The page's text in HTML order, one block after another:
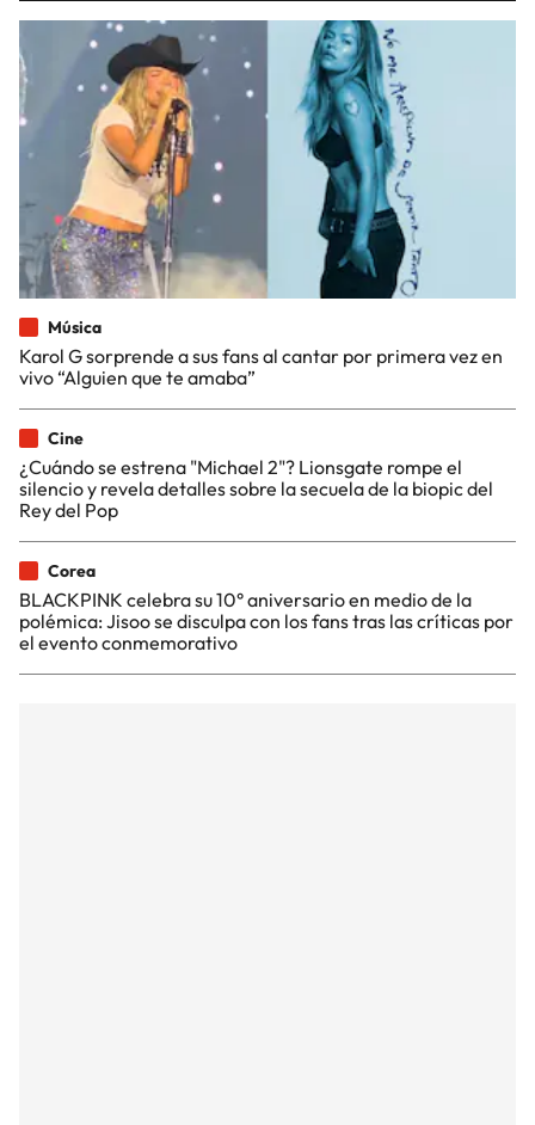
Música
Karol G sorprende a sus fans al cantar por primera vez en
vivo “Alguien que te amaba”
Cine
¿Cuándo se estrena "Michael 2"? Lionsgate rompe el
silencio y revela detalles sobre la secuela de la biopic del
Rey del Pop
Corea
BLACKPINK celebra su 10° aniversario en medio de la
polémica: Jisoo se disculpa con los fans tras las críticas por
el evento conmemorativo